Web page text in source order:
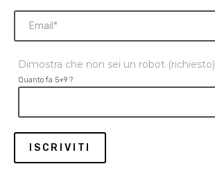
Dimostra che non sei un robot (richiesto)
Quanto fa 5+9 ?